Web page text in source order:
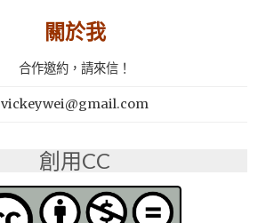
保
手
關於我
合作邀約，請來信！
vickeywei@gmail.com
創用CC